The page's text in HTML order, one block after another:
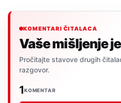
KOMENTARI ČITALACA
Vaše mišljenje
Pročitajte stavove drugih
razgovor.
1KOMENTAR